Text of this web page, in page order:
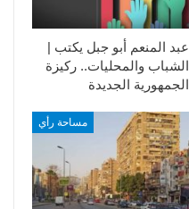
عبد المنعم أبو جبل يكتب |
الشباب والمحليات.. ركيزة
الجمهورية الجديدة
مساحة رأي